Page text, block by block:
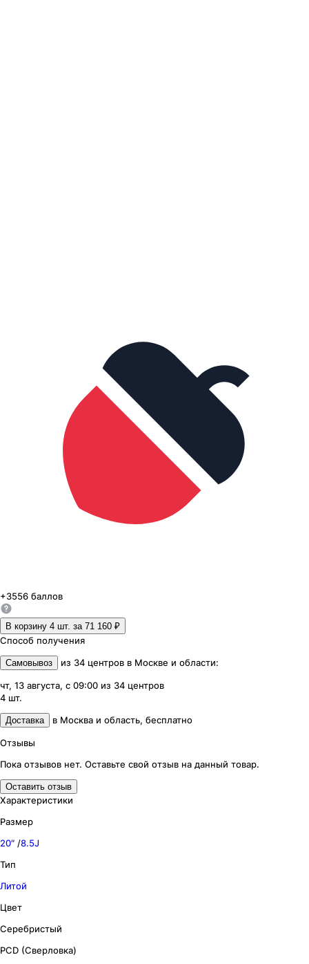
+3556 баллов
В корзину 4 шт. за 71 160 ₽
Способ получения
Самовывоз из 34 центров в Москве и области:
чт, 13 августа, с 09:00 из 34 центров
4 шт.
Доставка в Москва и область, бесплатно
Отзывы
Пока отзывов нет. Оставьте свой отзыв на данный товар.
Оставить отзыв
Характеристики
Размер
20″ /8.5J
Тип
Литой
Цвет
Серебристый
PCD (Сверловка)